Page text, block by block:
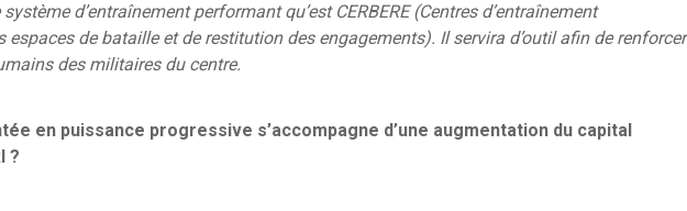
d’entraînement performant qu’est CERBERE (Centres d’entraînement
espaces de bataille et de restitution des engagements). Il servira d’outil afin de renforcer
des militaires du centre.
en puissance progressive s’accompagne d’une augmentation du capital
?